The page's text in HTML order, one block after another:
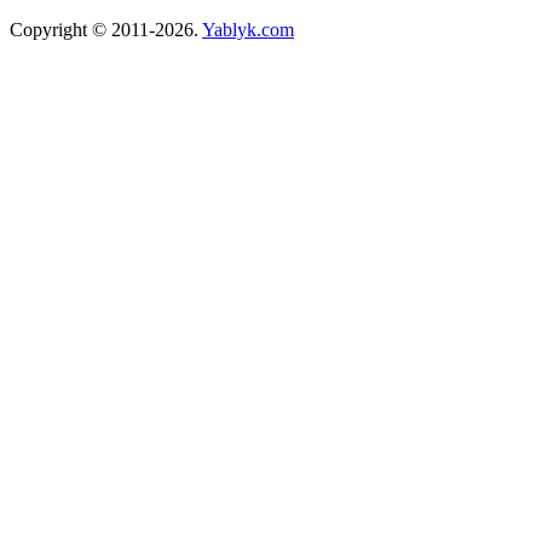
Copyright © 2011-2026. Yablyk.сom